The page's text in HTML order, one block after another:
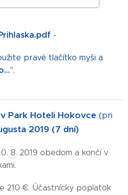
-
pravé tlačítko myši a
".
Park Hoteli Hokovce (pri
2019 (7 dní)
8. 2019 obedom a končí v
210 €. Účastnícky poplatok